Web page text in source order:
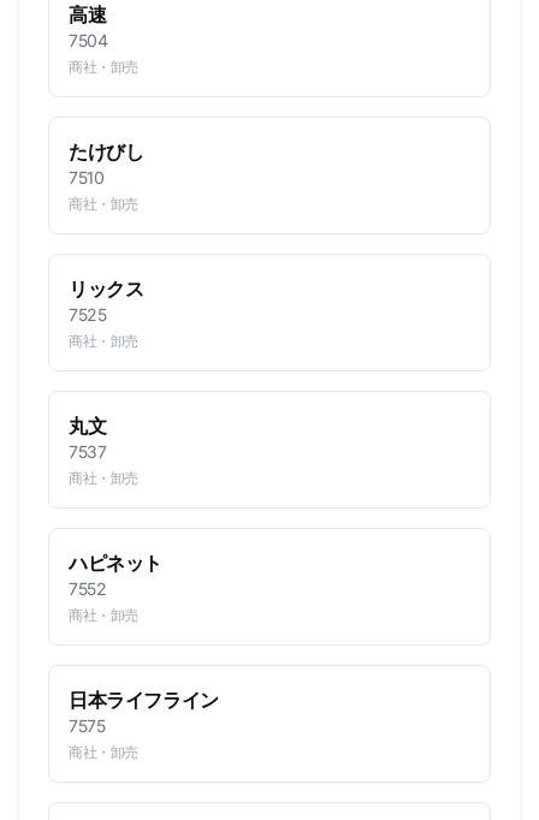
高速
7504
商社・卸売
たけびし
7510
商社・卸売
リックス
7525
商社・卸売
丸文
7537
商社・卸売
ハピネット
7552
商社・卸売
日本ライフライン
7575
商社・卸売